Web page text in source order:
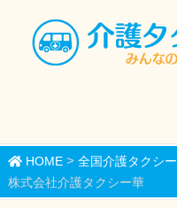
HOME> 全国介護タクシー
株式会社介護タクシー華